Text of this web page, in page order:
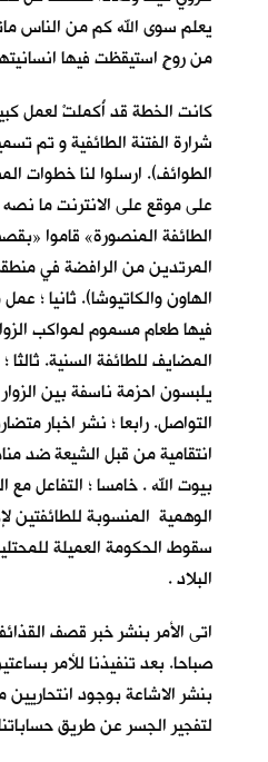
يعلم سوى الله كم من الناس
من روحٍ استيقظت فيها
كانت الخطة قد أُكملتْ لعمل
شرارة الفتنة الطائفية و تم
الطوائف). ارسلوا لنا خطوات
على موقع على الانترنت ما
الطائفة المنصورة» قاموا
المرتدين من الرافضة في
الهاون والكاتيوشا). ثانيا ؛
فيها طعام مسموم لمواكب
المضايف للطائفة السنية. ثالثا
يلبسون احزمة ناسفة بين
التواصل. رابعا ؛ نشر اخبار
انتقامية من قبل الشيعة ضد
بيوت الله . خامسا ؛ التفاعل
الوهمية المنسوبة للطائفتين
سقوط الحكومة العميلة
البلاد .
اتى الأمر بنشر خبر قصف
صباحا. بعد تنفيذنا للأمر
بنشر الاشاعة بوجود
لتفجير الجسر عن طريق